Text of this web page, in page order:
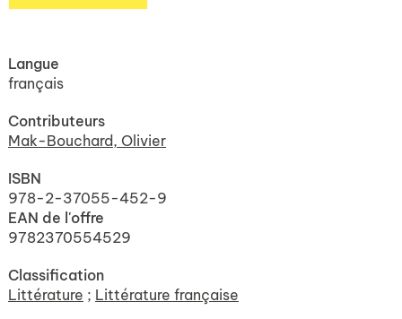
Langue
français
Contributeurs
Mak-Bouchard, Olivier
ISBN
978-2-37055-452-9
EAN de l'offre
9782370554529
Classification
Littérature ; Littérature française